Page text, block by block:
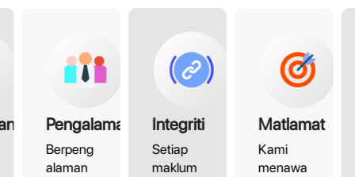
Pengalaman
Berpeng
alaman
Integriti
Setiap
maklum
Matlamat
Kami
menawa